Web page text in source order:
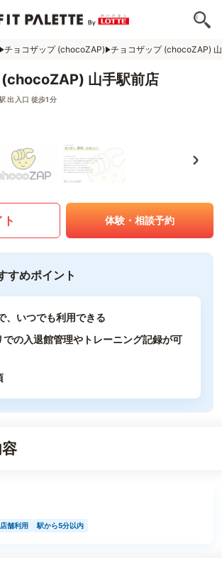
チョコザップ (chocoZAP) チョコザップ (chocoZAP)
(chocoZAP) 山手駅前店
出入口 徒歩1分
体験・相談予約
すめポイント
、いつでも利用できる
での入退館管理やトレーニング記録が可
舗利用 駅から5分以内